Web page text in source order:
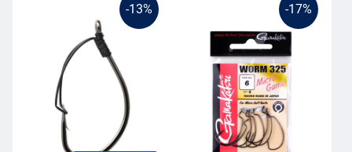
-13% -17%